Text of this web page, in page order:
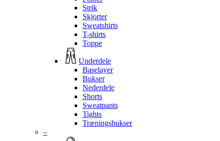
Strik
Skjorter
Sweatshirts
T-shirts
Toppe
Underdele
Baselayer
Bukser
Nederdele
Shorts
Sweatpants
Tights
Træningsbukser
–